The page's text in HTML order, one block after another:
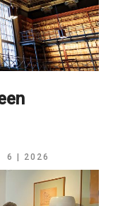
6 | 2026